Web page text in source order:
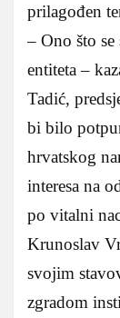
prilagođen
– Ono što se
entiteta –
Tadić,
bi bilo
hrvatskog
interesa na
po vitalni
Krunoslav
svojim
zgradom